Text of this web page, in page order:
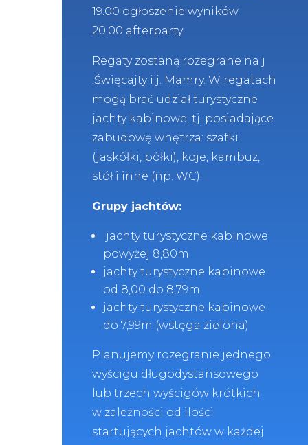
19.00 ogłoszenie wyników
20.00 afterparty
Regaty zostaną rozegrane na j
.Święcajty i j. Mamry. W regatach
mogą brać udział turystyczne
jachty kabinowe, tj. posiadające
zabudowę wnętrza: szafki
(jaskółki, półki), koje, kambuz,
stół i inne (np. WC).
Grupy jachtów:
jachty turystyczne kabinowe
powyżej 8,80m
jachty turystyczne kabinowe
od 8,00 do 8,79m
jachty turystyczne kabinowe
do 7,99m (wstęga zielona)
Planujemy rozegranie jednego
wyścigu długodystansowego
lub trzech wyścigów krótkich
w zależności od ilości
startujących jachtów w każdej